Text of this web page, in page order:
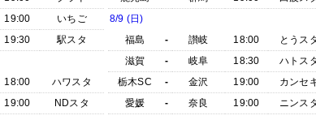
19:00
いちご
19:30
駅スタ
18:00
ハワスタ
19:00 NDスタ
8/9 (日)
福島
- 讃岐 18:00
とうス
滋賀
- 岐阜 18:30
ハトス
栃木SC
- 金沢 19:00
カンセ
愛媛
- 奈良 19:00 ニンス